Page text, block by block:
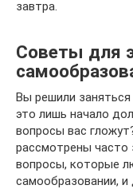
завтра.
Советы для
Вы решили
это лишь начало
вопросы вас
рассмотрены
вопросы, которые
самообразовании,